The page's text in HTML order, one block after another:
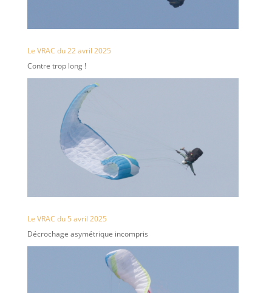
Le VRAC du 22 avril 2025
Contre trop long !
Le VRAC du 5 avril 2025
Décrochage asymétrique incompris